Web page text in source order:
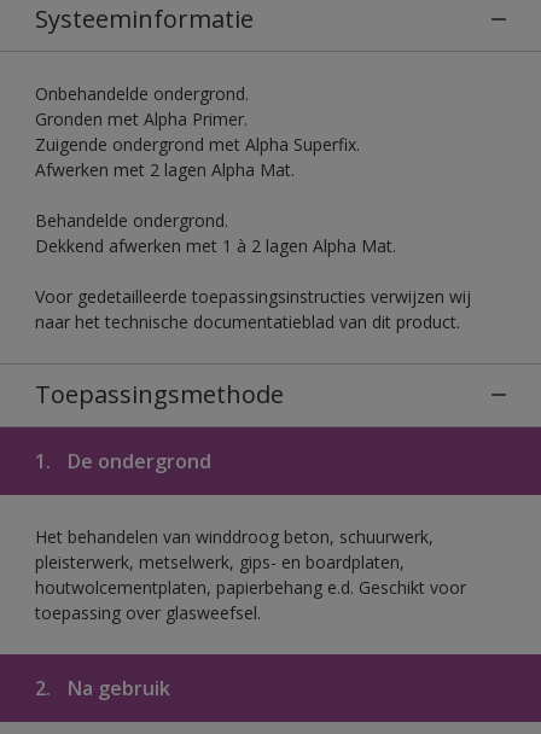
Systeeminformatie
Onbehandelde ondergrond.
Gronden met Alpha Primer.
Zuigende ondergrond met Alpha Superfix.
Afwerken met 2 lagen Alpha Mat.
Behandelde ondergrond.
Dekkend afwerken met 1 à 2 lagen Alpha Mat.
Voor gedetailleerde toepassingsinstructies verwijzen wij
naar het technische documentatieblad van dit product.
Toepassingsmethode
1. De ondergrond
Het behandelen van winddroog beton, schuurwerk,
pleisterwerk, metselwerk, gips- en boardplaten,
houtwolcementplaten, papierbehang e.d. Geschikt voor
toepassing over glasweefsel.
2. Na gebruik